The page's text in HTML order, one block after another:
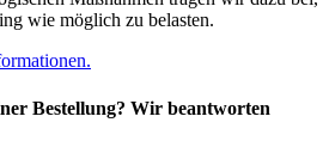
wie möglich zu belasten.
Bestellung? Wir beantworten